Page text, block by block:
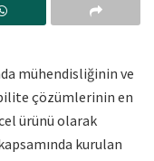
mühendisliğinin ve
çözümlerinin en
ürünü olarak
kurulan